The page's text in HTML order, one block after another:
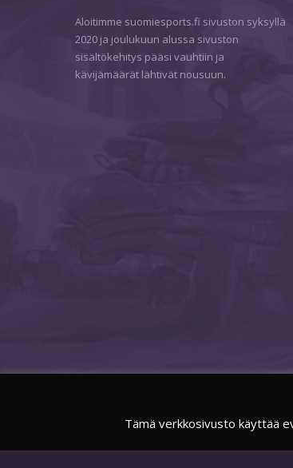
Aloitimme suomiesports.fi sivuston syksyllä
2020 ja joulukuun alussa sivuston
sisältökehitys pääsi vauhtiin ja
kävijämäärät lähtivät nousuun.
Tämä verkkosivusto käyttää